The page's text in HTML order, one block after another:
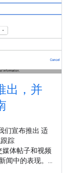
出，并
们宣布推出 适
踪
媒体帖子和视频
闻中的表现。